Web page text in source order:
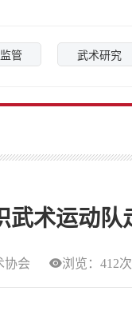
管 武术研究
武术运动
协会 浏览：412次